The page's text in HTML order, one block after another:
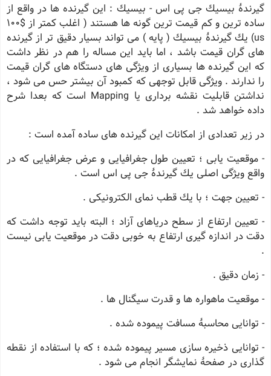
گیرندهٔ بیسیك جی پی اس - بیسیك : این گیرنده ها در واقع از
ساده ترین و كم قیمت ترین گونه ها هستند ( اغلب كمتر از $100
us) یك گیرندهٔ بیسیك ( پایه ) می تواند بسیار دقیق تر از گیرنده
های گران قیمت باشد ، اما باید این مساله را هم در نظر داشت
كه این گیرنده ها بسیاری از ویژگی های دستگاه های گران قیمت
را ندارند . ویژگی قابل توجهی كه كمبود آن بیشتر حس می شود ،
نداشتن قابلیت نقشه برداری یا Mapping است كه بعدا شرح
داده خواهد شد .
در زیر تعدادی از امكانات این گیرنده های ساده آمده است :
- موقعیت یابی ؛ تعیین طول جغرافیایی و عرض جغرافیایی كه در
واقع ویژگی اصلی یك گیرندهٔ جی پی اس است .
- تعیین جهت ؛ با یك قطب نمای الكترونیكی .
- تعیین ارتفاع از سطح دریاهای آزاد ؛ البته باید توجه داشت كه
دقت در اندازه گیری ارتفاع به خوبی دقت در موقعیت یابی نیست
.
- زمان دقیق .
- موقعیت ماهواره ها و قدرت سیگنال ها .
- توانایی محاسبهٔ مسافت پیموده شده .
- توانایی ذخیره سازی مسیر پیموده شده ؛ كه با استفاده از نقطه
گذاری در صفحهٔ نمایشگر انجام می شود .